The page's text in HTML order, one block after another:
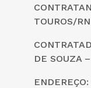
TOUROS/
DE SOUZA